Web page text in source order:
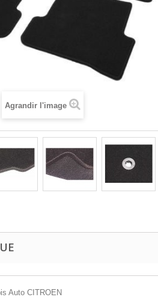
Agrandir l'image
Auto CITROEN